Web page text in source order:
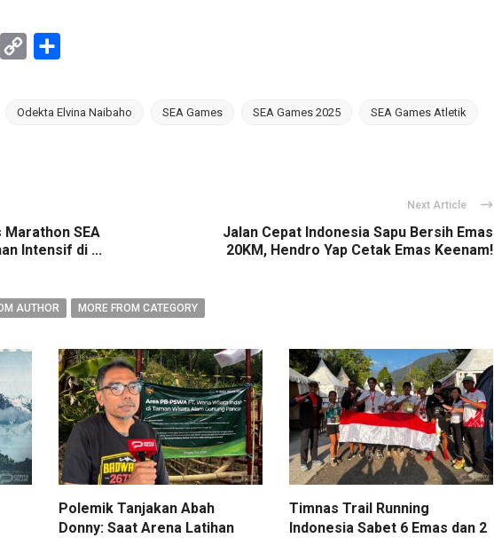
Telegram
Copy
Odekta Elvina Naibaho SEA Games SEA Games 2025 SEA Games Atletik
Marathon SEA
Intensif di ...
Next Article
Jalan Cepat Indonesia Sapu Bersih Emas
20KM, Hendro Yap Cetak Emas Keenam!
AUTHOR MORE FROM CATEGORY
Polemik Tanjakan Abah
Donny: Saat Arena Latihan
Timnas Trail Running
Indonesia Sabet 6 Emas dan 2